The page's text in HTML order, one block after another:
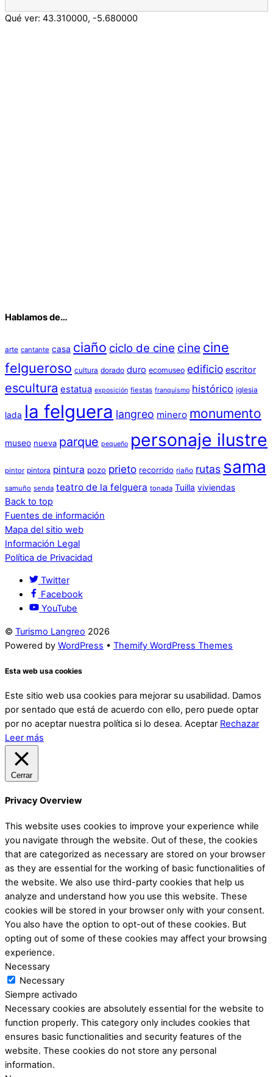
Qué ver: 43.310000, -5.680000
Hablamos de…
arte cantante casa ciaño ciclo de cine cine cine
felgueroso cultura dorado duro ecomuseo edificio escritor
escultura estatua exposición fiestas franquismo histórico iglesia
lada la felguera langreo minero monumento
museo nueva parque pequeño personaje ilustre
pintor pintora pintura pozo prieto recorrido riaño rutas sama
samuño senda teatro de la felguera tonada Tuilla viviendas
Back to top
Fuentes de información
Mapa del sitio web
Información Legal
Política de Privacidad
Twitter
Facebook
YouTube
© Turismo Langreo 2026
Powered by WordPress • Themify WordPress Themes
Esta web usa cookies
Este sitio web usa cookies para mejorar su usabilidad. Damos
por sentado que está de acuerdo con ello, pero puede optar
por no aceptar nuestra política si lo desea. Aceptar Rechazar
Leer más
Cerrar
Privacy Overview
This website uses cookies to improve your experience while
you navigate through the website. Out of these, the cookies
that are categorized as necessary are stored on your browser
as they are essential for the working of basic functionalities of
the website. We also use third-party cookies that help us
analyze and understand how you use this website. These
cookies will be stored in your browser only with your consent.
You also have the option to opt-out of these cookies. But
opting out of some of these cookies may affect your browsing
experience.
Necessary
Necessary
Siempre activado
Necessary cookies are absolutely essential for the website to
function properly. This category only includes cookies that
ensures basic functionalities and security features of the
website. These cookies do not store any personal
information.